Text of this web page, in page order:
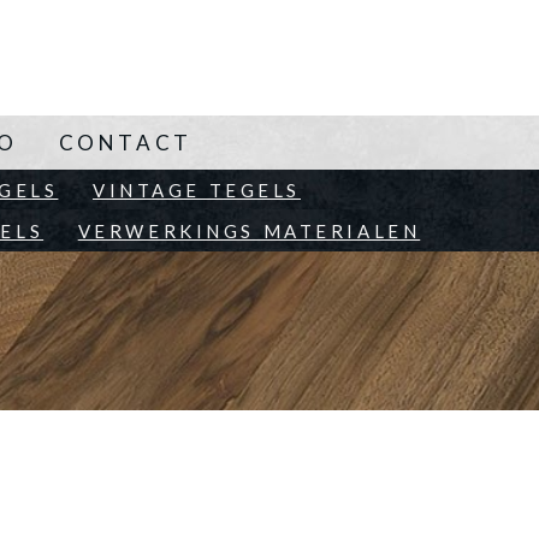
VINTAGE TEGELS
VERWERKINGS MATERIALEN
CONTACT